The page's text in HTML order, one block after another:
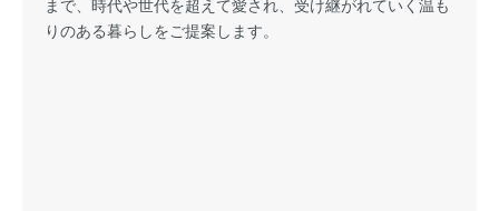
りのある暮らしをご提案します。